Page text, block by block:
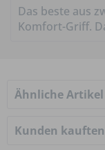
Das beste aus
Komfort-Griff.
Ähnliche Artikel
Kunden